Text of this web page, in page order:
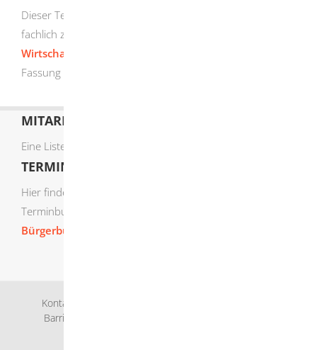
Dieser Text entstand in enger Zusammenarbeit mit den
fachlich zuständigen Stellen. Das
Wirtschaftsministerium
Fassung am 30.07.2020 freigegeben.
MITARBEITERLISTE
Eine Liste der Mitarbeiter von A-Z finden Sie
TERMIN ONLINE BUCHEN
Hier finden Sie die verfügbaren Sachgebiete zur Online-
Terminbuchung:
Bürgerbüro Termine online buchen
Kontakt
Barrierefreiheit